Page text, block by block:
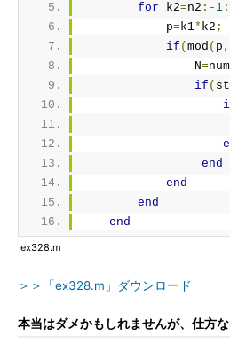
for k2=n2 :- 1:
            p
=k1* k2 ;
if ( mod ( p ,
                N
=
if (
end
end
end
end
ex328.m
＞＞「ex328.m」ダウンロード
本当はダメかもしれませんが、仕方